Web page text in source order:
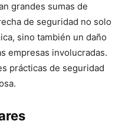
grandes sumas de
de seguridad no solo
sino también un daño
empresas involucradas.
prácticas de seguridad